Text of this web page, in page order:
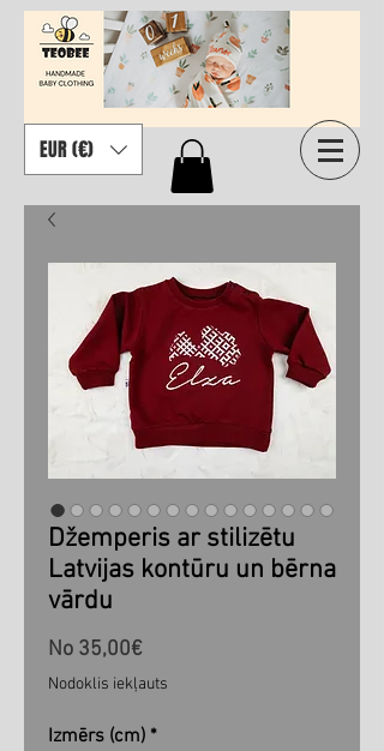
EUR (€)
Džemperis ar stilizētu
Latvijas kontūru un bērna
vārdu
No 35,00€Izpārdošanas
cena
Nodoklis iekļauts
Izmērs (cm) *